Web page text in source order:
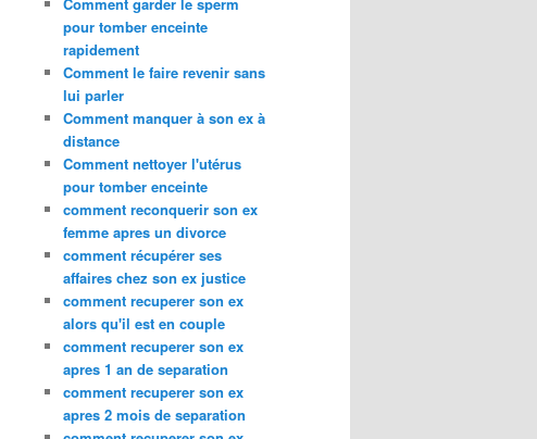
pour tomber enceinte
rapidement
Comment le faire revenir sans
lui parler
Comment manquer à son ex à
distance
Comment nettoyer l'utérus
pour tomber enceinte
comment reconquerir son ex
femme apres un divorce
comment récupérer ses
affaires chez son ex justice
comment recuperer son ex
alors qu'il est en couple
comment recuperer son ex
apres 1 an de separation
comment recuperer son ex
apres 2 mois de separation